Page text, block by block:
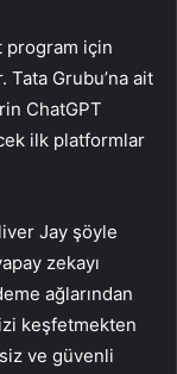
program için
Tata Grubu’na ait
ChatGPT
ilk platformlar
Jay şöyle
zekayı
ağlarından
keşfetmekten
ve güvenli